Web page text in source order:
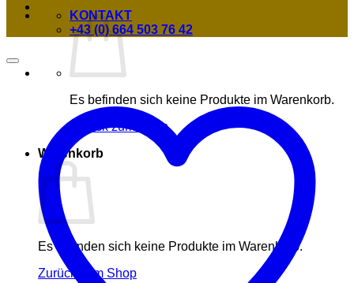
Es befinden sich keine Produkte im Warenkorb.
Zurück zum Shop
Warenkorb
Es befinden sich keine Produkte im Warenkorb.
Zurück zum Shop
KONTAKT
+43 (0) 664 503 76 42